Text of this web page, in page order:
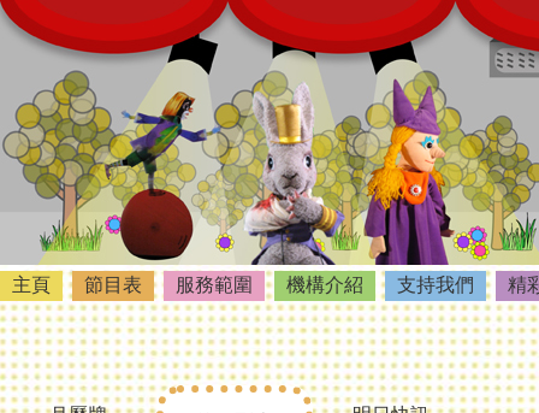
主頁 節目表 服務範圍 機構介紹 支持我們 精